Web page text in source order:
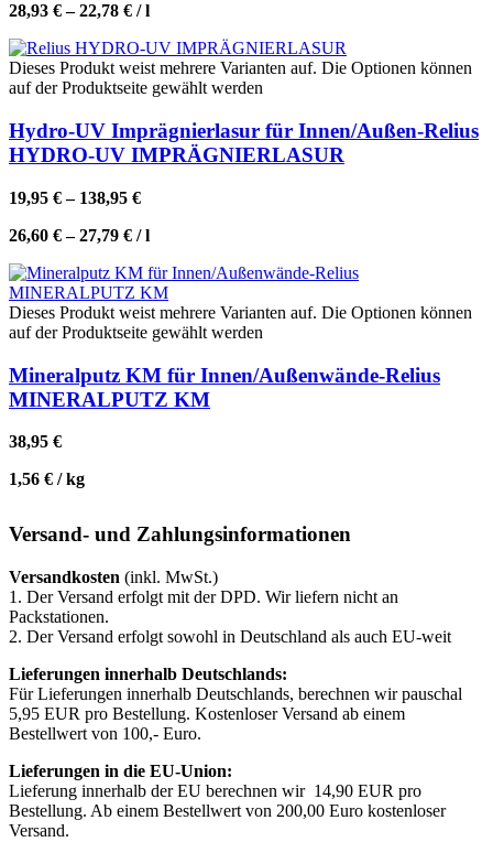
28,93 €–22,78 € /l
Dieses Produkt weist mehrere Varianten auf. Die Optionen können
auf der Produktseite gewählt werden
Hydro-UV Imprägnierlasur für Innen/Außen-Relius
HYDRO-UV IMPRÄGNIERLASUR
19,95 €– 138,95 €
26,60 €–27,79 € /l
Dieses Produkt weist mehrere Varianten auf. Die Optionen können
auf der Produktseite gewählt werden
Mineralputz KM für Innen/Außenwände-Relius
MINERALPUTZ KM
38,95 €
1,56 € /kg
Versand- und Zahlungsinformationen
Versandkosten (inkl. MwSt.)
1. Der Versand erfolgt mit der DPD. Wir liefern nicht an
Packstationen.
2. Der Versand erfolgt sowohl in Deutschland als auch EU-weit
Lieferungen innerhalb Deutschlands:
Für Lieferungen innerhalb Deutschlands, berechnen wir pauschal
5,95 EUR pro Bestellung. Kostenloser Versand ab einem
Bestellwert von 100,- Euro.
Lieferungen in die EU-Union:
Lieferung innerhalb der EU berechnen wir 14,90 EUR pro
Bestellung. Ab einem Bestellwert von 200,00 Euro kostenloser
Versand.